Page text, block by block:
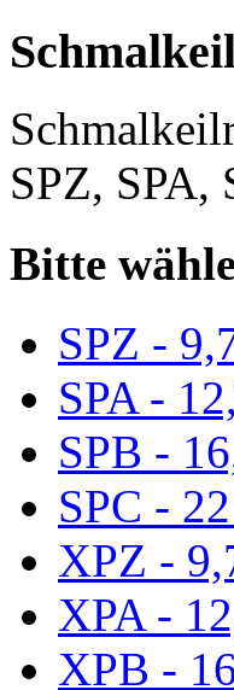
SPZ, SPA,
Bitte
SPZ -
SPA -
SPB -
SPC -
XPZ -
XPA -
XPB -